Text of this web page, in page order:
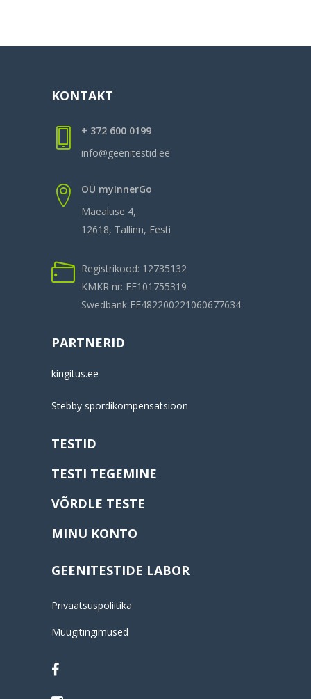
KONTAKT
+ 372 600 0199
info@geenitestid.ee
OÜ myInnerGo
Mäealuse 4,
12618, Tallinn, Eesti
Registrikood: 12735132
KMKR nr: EE101755319
Swedbank EE482200221060677634
PARTNERID
kingitus.ee
Stebby spordikompensatsioon
TESTID
TESTI TEGEMINE
VÕRDLE TESTE
MINU KONTO
GEENITESTIDE LABOR
Privaatsuspoliitika
Müügitingimused